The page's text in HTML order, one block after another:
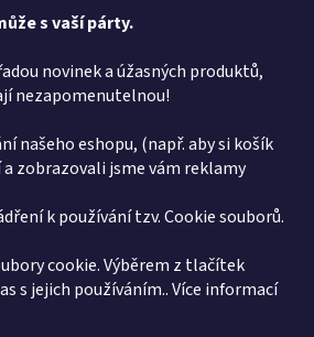
s vaší párty.
novinek a úžasných produktů,
nezapomenutelnou!
našeho eshopu, (např. aby si košík
zobrazovali jsme vám reklamy
k používání tzv. Cookie souborů.
cookie. Výběrem z tlačítek
s jejich používáním.. Více informací
dýně na Vaší Halloween párty.